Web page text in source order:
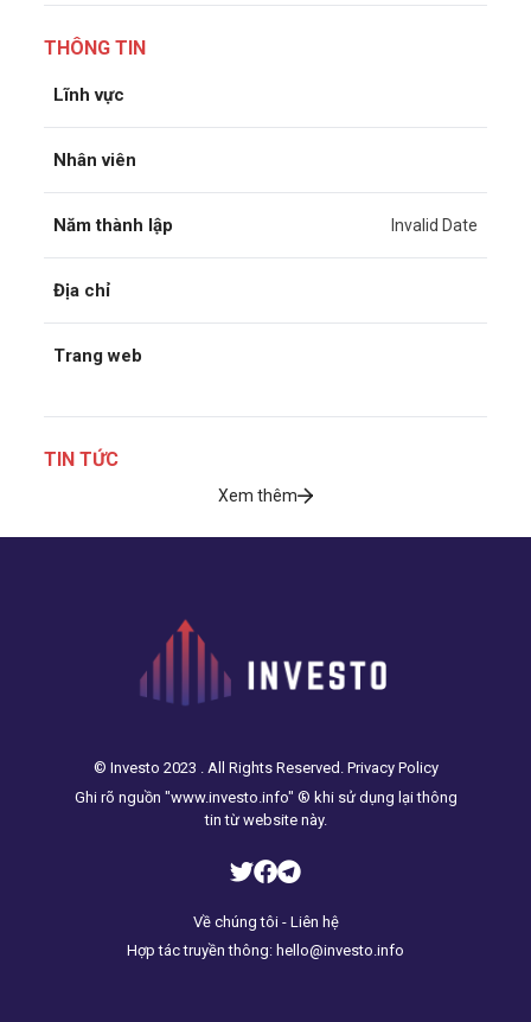
THÔNG TIN
Lĩnh vực
Nhân viên
Năm thành lập Invalid Date
Địa chỉ
Trang web
TIN TỨC
Xem thêm
© Investo 2023 . All Rights Reserved. Privacy Policy
Ghi rõ nguồn "www.investo.info" ® khi sử dụng lại thông
tin từ website này.
Về chúng tôi - Liên hệ
Hợp tác truyền thông: hello@investo.info